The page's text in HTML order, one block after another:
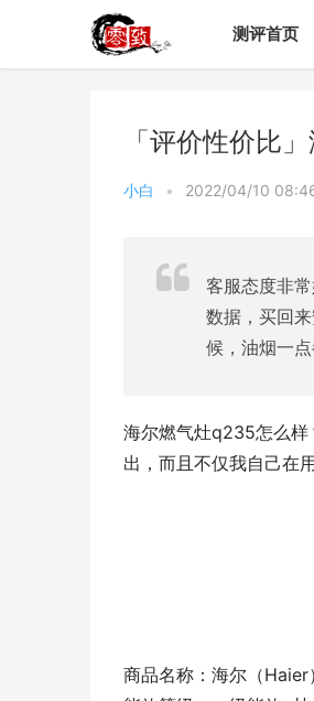
测评首页
「评价性价比
小白 • 2022/04/10
客服态度非
数据，买回
候，油烟一
海尔燃气灶q235怎么样
出，而且不仅我自己在
商品名称：海尔（